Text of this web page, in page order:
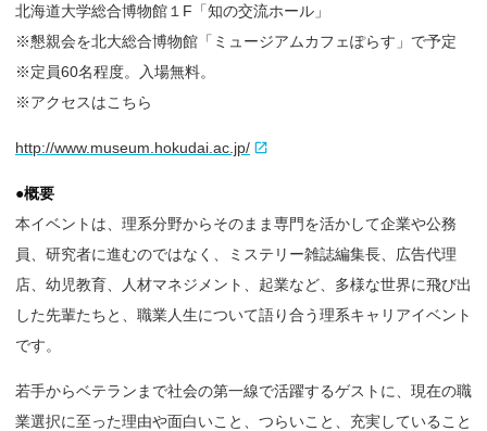
北海道大学総合博物館１F「知の交流ホール」
※懇親会を北大総合博物館「ミュージアムカフェぽらす」で予定
※定員60名程度。入場無料。
※アクセスはこちら
http://www.museum.hokudai.ac.jp/
●概要
本イベントは、理系分野からそのまま専門を活かして企業や公務
員、研究者に進むのではなく、ミステリー雑誌編集長、広告代理
店、幼児教育、人材マネジメント、起業など、多様な世界に飛び出
した先輩たちと、職業人生について語り合う理系キャリアイベント
です。
若手からベテランまで社会の第一線で活躍するゲストに、現在の職
業選択に至った理由や面白いこと、つらいこと、充実していること